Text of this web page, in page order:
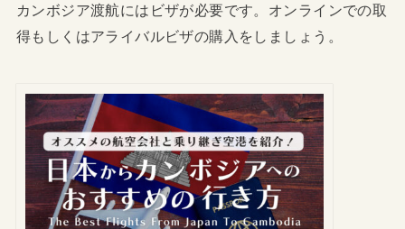
カンボジア渡航にはビザが必要です。オンラインでの取
得もしくはアライバルビザの購入をしましょう。